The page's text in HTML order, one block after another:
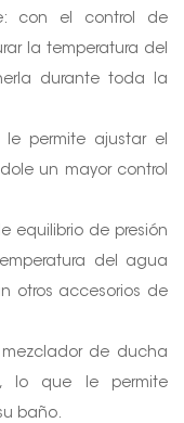
con el control de
la temperatura del
durante toda la
permite ajustar el
un mayor control
equilibrio de presión
del agua
otros accesorios de
de ducha
lo que le permite
baño.